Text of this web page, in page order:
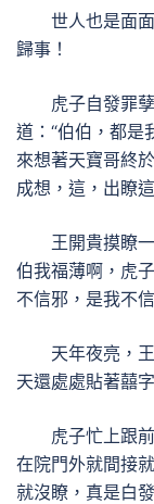
世人也是面面
歸事！
虎子自發罪孽
道：“伯伯，都是
來想著天寶哥終
成想，這，出瞭
王開貴摸瞭一
伯我福薄啊，虎
不信邪，是我不
天年夜亮，王
天還處處貼著囍
虎子忙上跟前
在院門外就間接
就沒瞭，真是白